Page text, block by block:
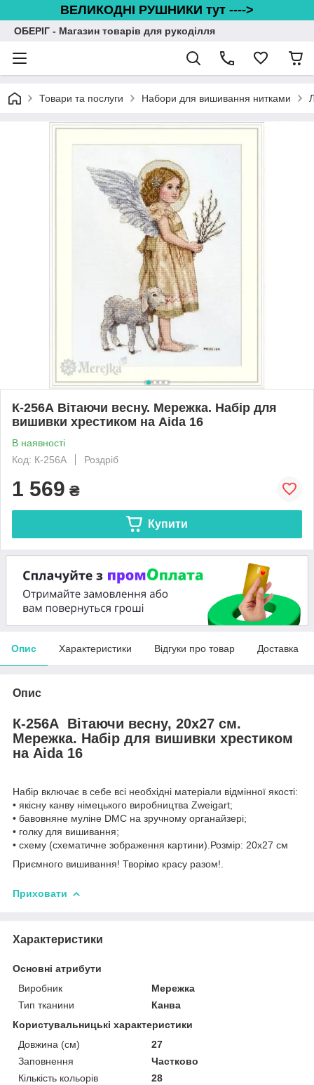
ВЕЛИКОДНІ РУШНИКИ тут ---->
ОБЕРІГ - Магазин товарів для рукоділля
Товари та послуги Набори для вишивання нитками
К-256А Вітаючи весну. Мережка. Набір для
вишивки хрестиком на Aida 16
В наявності
Код: К-256А
Роздріб
1 569 ₴
Купити
Опис Характеристики Відгуки про товар Доставка
Опис
К-256А Вітаючи весну, 20х27 см.
Мережка. Набір для вишивки хрестиком
на Aida 16
Набір включає в себе всі необхідні матеріали відмінної якості:
• якісну канву німецького виробництва Zweigart;
• бавовняне муліне DMC на зручному органайзері;
• голку для вишивання;
• схему (схематичне зображення картини).Розмір: 20х27 см
Приємного вишивання! Творімо красу разом!.
Приховати
Характеристики
Основні атрибути
Виробник
Мережка
Тип тканини
Канва
Користувальницькі характеристики
Довжина (см)
27
Заповнення
Частково
Кількість кольорів
28